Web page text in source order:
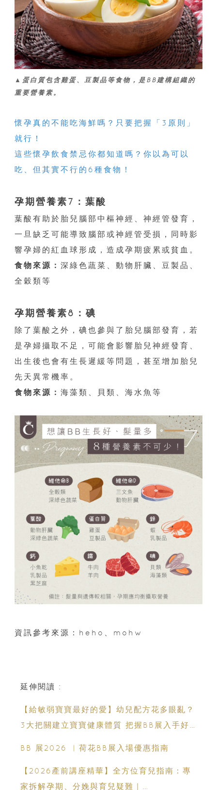
▲蛋白質包含雞蛋、豆製品等食物，是BB建構組織的
重要營養素。
懷孕真的不能吃海鮮嗎？只要把握「3原則」
就行！
這些懷孕飲食禁忌你都知道嗎？你以為可以
吃、但其實不行的6種食物！
孕期營養素7：葉酸
葉酸有助於胎兒腦部中樞神經、神經管發育，
一旦缺乏可能導致腦部或神經管受損，同時影
響孕婦的紅血球形成，造成孕期疲累或貧血。
食物來源： 深綠色蔬菜、動物肝臟、豆製品、
全穀類等
孕期營養素8：碘
除了葉酸之外，碘也參與了胎兒腦部發育，若
是孕婦攝取不足，可能會影響胎兒神經發育、
出生後也會有生長遲緩等問題，甚至增加胎兒
先天異常機率。
食物來源： 海藻類、貝類、海水魚等
資訊參考來源：heho、mohw
延伸閱讀 :
【給敏弱寶寶最好的愛】幼兒配方花多眼亂？
3大把關建立寶寶健康體質 把握BB展入手好
BB 展2026 ︳荷花BB展入場優惠指南
【2026產前講座精華】全方位育兒指南：專
家拆解孕期、分娩與育兒疑難｜